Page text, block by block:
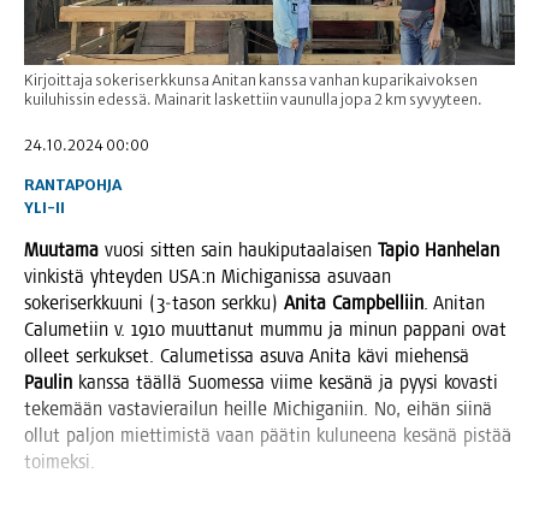
Kirjoittaja sokeriserkkunsa Anitan kanssa vanhan kuparikaivoksen
kuiluhissin edessä. Mainarit laskettiin vaunulla jopa 2 km syvyyteen.
24.10.2024 00:00
RANTAPOHJA
YLI-II
Muu­ta­ma vuo­si sit­ten sain hau­ki­pu­taa­lai­sen Tapio Han­he­lan
vin­kis­tä yhtey­den USA:n Mic­hi­ga­nis­sa asu­vaan
soke­ri­serk­kuu­ni (3‑tason serk­ku) Ani­ta Camp­bel­liin. Ani­tan
Calu­me­tiin v. 1910 muut­ta­nut mum­mu ja minun pap­pa­ni ovat
olleet ser­kuk­set. Calu­me­tis­sa asu­va Ani­ta kävi mie­hen­sä
Pau­lin kans­sa tääl­lä Suo­mes­sa vii­me kesä­nä ja pyy­si kovas­ti
teke­mään vas­ta­vie­rai­lun heil­le Mic­hi­ga­niin. No, eihän sii­nä
ollut pal­jon miet­ti­mis­tä vaan pää­tin kulu­nee­na kesä­nä pis­tää
toimeksi.